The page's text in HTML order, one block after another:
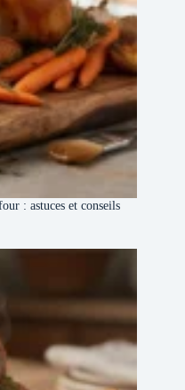
: astuces et conseils